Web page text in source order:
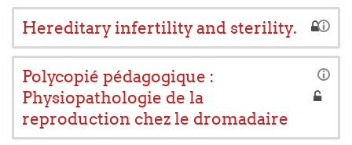
Hereditary infertility and sterility.
Polycopié pédagogique :
Physiopathologie de la
reproduction chez le dromadaire